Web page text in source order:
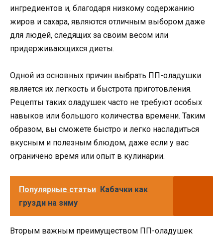
ингредиентов и, благодаря низкому содержанию
жиров и сахара, являются отличным выбором даже
для людей, следящих за своим весом или
придерживающихся диеты.
Одной из основных причин выбрать ПП-оладушки
является их легкость и быстрота приготовления.
Рецепты таких оладушек часто не требуют особых
навыков или большого количества времени. Таким
образом, вы сможете быстро и легко насладиться
вкусным и полезным блюдом, даже если у вас
ограничено время или опыт в кулинарии.
Популярные статьи Кабачки как
грузди на зиму
Вторым важным преимуществом ПП-оладушек